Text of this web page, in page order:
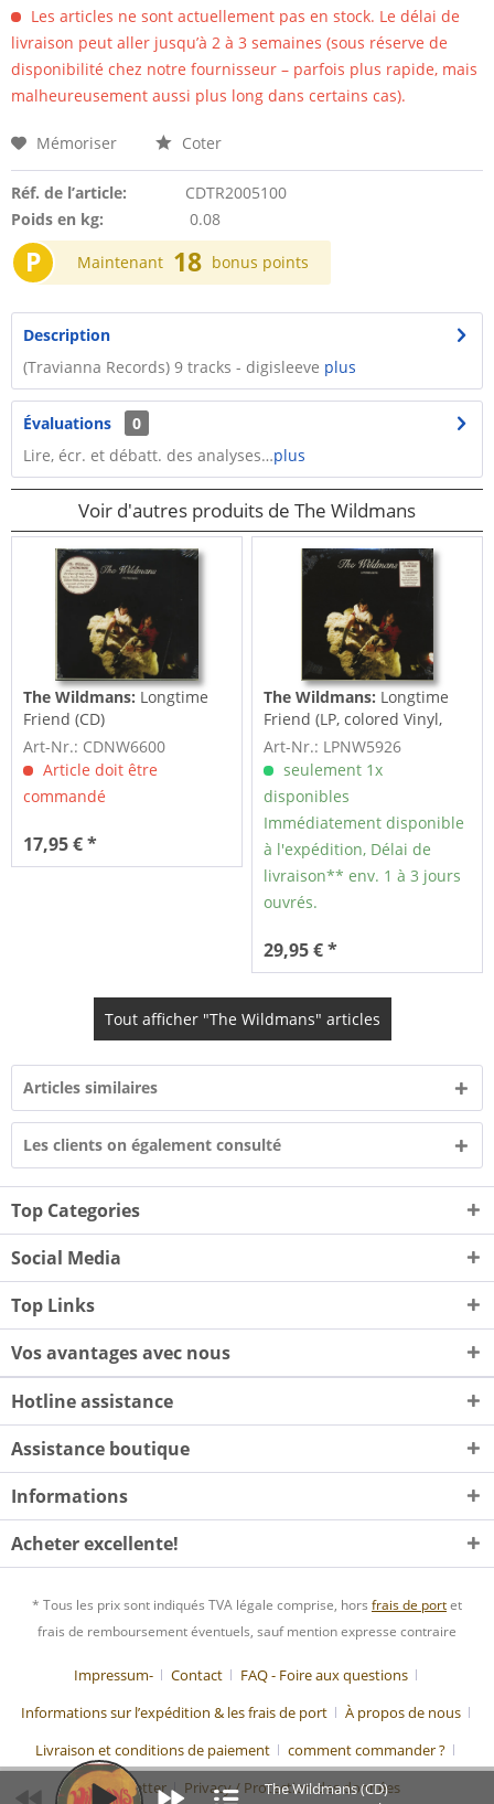
Les articles ne sont actuellement pas en stock. Le délai de
livraison peut aller jusqu’à 2 à 3 semaines (sous réserve de
disponibilité chez notre fournisseur – parfois plus rapide, mais
malheureusement aussi plus long dans certains cas).
Mémoriser Coter
Réf. de l’article:
CDTR2005100
Poids en kg:
0.08
P Maintenant 18 bonus points
Description
(Travianna Records) 9 tracks - digisleeve plus
Évaluations
0
Lire, écr. et débatt. des analyses…plus
Voir d'autres produits de The Wildmans
The Wildmans: Longtime
Friend (CD)
Art-Nr.: CDNW6600
Article doit être
commandé
17,95 € *
The Wildmans: Longtime
Friend (LP, colored Vinyl,
Ltd.)
Art-Nr.: LPNW5926
seulement 1x
disponibles
Immédiatement disponible
à l'expédition, Délai de
livraison** env. 1 à 3 jours
ouvrés.
29,95 € *
Tout afficher "The Wildmans" articles
Articles similaires
Les clients on également consulté
Top Categories
Social Media
Top Links
Vos avantages avec nous
Hotline assistance
Assistance boutique
Informations
Acheter excellente!
* Tous les prix sont indiqués TVA légale comprise, hors frais de portet
frais de remboursement éventuels, sauf mention expresse contraire
Impressum- Contact
FAQ - Foire aux questions
Informations sur l’expédition & les frais de port
À propos de nous
Livraison et conditions de paiement
comment commander ?
Newsletter
Privacy / Protection des données
The Wildmans (CD)